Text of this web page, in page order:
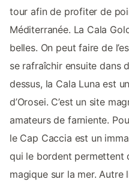
tour afin de profiter de
Méditerranée. La Cala
belles. On peut faire de
se rafraîchir ensuite dans
dessus, la Cala Luna est
d’Orosei. C’est un site
amateurs de farniente.
le Cap Caccia est un
qui le bordent permettent
magique sur la mer. Autre